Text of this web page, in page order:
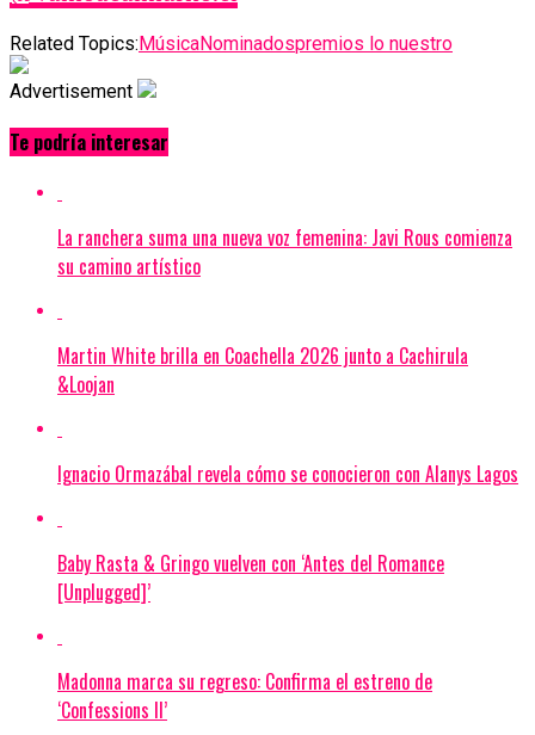
Related Topics:MúsicaNominadospremios lo nuestro
Advertisement
Te podría interesar
La ranchera suma una nueva voz femenina: Javi Rous comienza
su camino artístico
Martin White brilla en Coachella 2026 junto a Cachirula
&Loojan
Ignacio Ormazábal revela cómo se conocieron con Alanys Lagos
Baby Rasta & Gringo vuelven con ‘Antes del Romance
[Unplugged]’
Madonna marca su regreso: Confirma el estreno de
‘Confessions II’